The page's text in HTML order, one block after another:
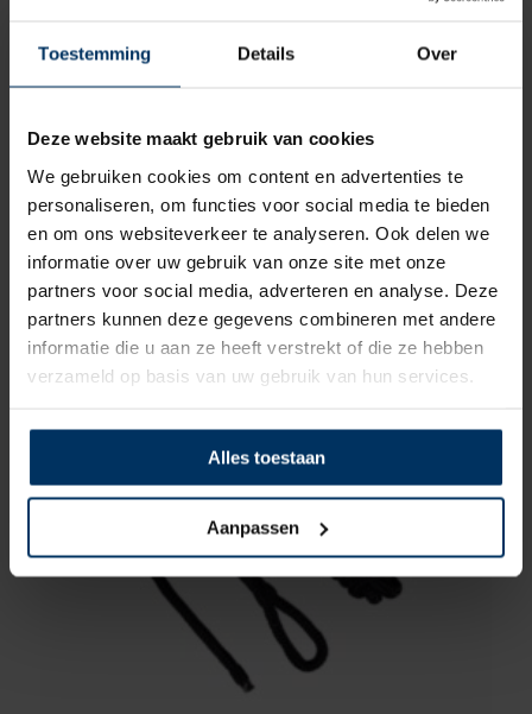
Toestemming Details Over
Deze website maakt gebruik van cookies
We gebruiken cookies om content en advertenties te
personaliseren, om functies voor social media te bieden
en om ons websiteverkeer te analyseren. Ook delen we
informatie over uw gebruik van onze site met onze
partners voor social media, adverteren en analyse. Deze
partners kunnen deze gegevens combineren met andere
informatie die u aan ze heeft verstrekt of die ze hebben
verzameld op basis van uw gebruik van hun services.
Alles toestaan
Aanpassen
verborgen aspecten die de kwaliteit van de
alle producten. Alle materialen worden
zorgvuldig en met de hand gekozen. Hierdoor
zijn alle producten bestand tegen de krachten
der natuur en blijven de fenders er, zelfs na
een aantal jaar trouwe dienst, netjes uitzien.